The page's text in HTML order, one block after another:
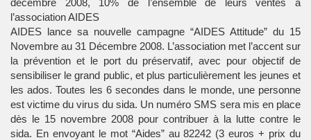
décembre 2008, 10% de l’ensemble de leurs ventes à
l’association AIDES
AIDES lance sa nouvelle campagne “AIDES Attitude” du 15
Novembre au 31 Décembre 2008. L’association met l’accent sur
la prévention et le port du préservatif, avec pour objectif de
sensibiliser le grand public, et plus particulièrement les jeunes et
les ados. Toutes les 6 secondes dans le monde, une personne
est victime du virus du sida. Un numéro SMS sera mis en place
dès le 15 novembre 2008 pour contribuer à la lutte contre le
sida. En envoyant le mot “Aides” au 82242 (3 euros + prix du